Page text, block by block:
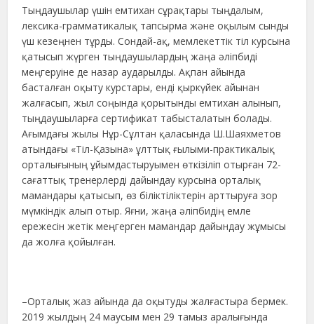
Тыңдаушылар үшін емтихан сұрақтары тыңдалым,
лексика-грамматикалық тапсырма және оқылым сынды
үш кезеңнен тұрды. Сондай-ақ, мемлекеттік тіл курсына
қатысып жүрген тыңдаушылардың жаңа әліпбиді
меңгеруіне де назар аударылды. Ақпан айында
басталған оқыту курстары, енді қыркүйек айынан
жалғасып, жыл соңында қорытынды емтихан алынып,
тыңдаушыларға сертификат табысталатын болады.
Ағымдағы жылы Нұр-Сұлтан қаласында Ш.Шаяхметов
атындағы «Тіл-Қазына» ұлттық ғылыми-практикалық
орталығының ұйымдастыруымен өткізіліп отырған 72-
сағаттық тренерлерді дайындау курсына орталық
мамандары қатысып, өз біліктіліктерін арттыруға зор
мүмкіндік алып отыр. Яғни, жаңа әліпбидің емле
ережесін жетік меңгерген мамандар дайындау жұмысы
да жолға қойылған.
–Орталық жаз айында да оқытуды жалғастыра бермек.
2019 жылдың 24 маусым мен 29 тамыз аралығында